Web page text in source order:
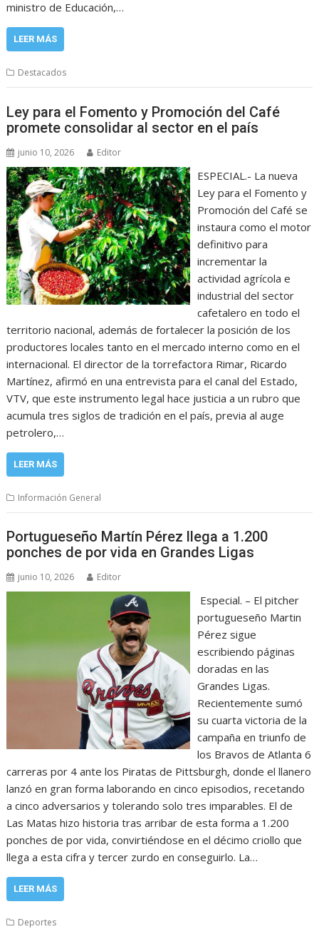
ministro de Educación,…
LEER MÁS
Destacados
Ley para el Fomento y Promoción del Café
promete consolidar al sector en el país
junio 10, 2026 Editor
ESPECIAL.- La nueva
Ley para el Fomento y
Promoción del Café se
instaura como el motor
definitivo para
incrementar la
actividad agrícola e
industrial del sector
cafetalero en todo el
territorio nacional, además de fortalecer la posición de los
productores locales tanto en el mercado interno como en el
internacional. El director de la torrefactora Rimar, Ricardo
Martínez, afirmó en una entrevista para el canal del Estado,
VTV, que este instrumento legal hace justicia a un rubro que
acumula tres siglos de tradición en el país, previa al auge
petrolero,…
LEER MÁS
Información General
Portugueseño Martín Pérez llega a 1.200
ponches de por vida en Grandes Ligas
junio 10, 2026 Editor
Especial. – El pitcher
portugueseño Martin
Pérez sigue
escribiendo páginas
doradas en las
Grandes Ligas.
Recientemente sumó
su cuarta victoria de la
campaña en triunfo de
los Bravos de Atlanta 6
carreras por 4 ante los Piratas de Pittsburgh, donde el llanero
lanzó en gran forma laborando en cinco episodios, recetando
a cinco adversarios y tolerando solo tres imparables. El de
Las Matas hizo historia tras arribar de esta forma a 1.200
ponches de por vida, convirtiéndose en el décimo criollo que
llega a esta cifra y tercer zurdo en conseguirlo. La…
LEER MÁS
Deportes